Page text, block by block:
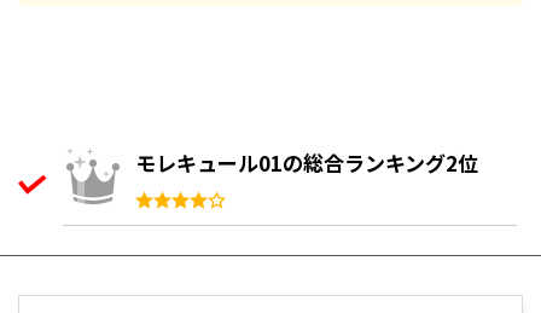
モレキュール01の総合ランキング2位